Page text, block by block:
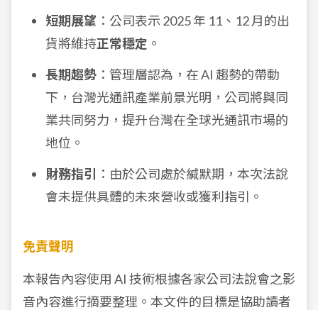
短期展望 ：公司表示 2025 年 11、12 月的出
貨將維持正常穩定 。
長期趨勢 ：管理層認為，在 AI 趨勢的帶動
下，台灣光通訊產業前景光明，公司將與同
業共同努力，提升台灣在全球光通訊市場的
地位。
財務指引
：由於公司處於緘默期，本次法說
會未提供具體的未來營收或獲利指引。
免責聲明
本報告內容使用 AI 技術根據各家公司法說會之影
音內容進行摘要整理。本文件的目標是協助讀者